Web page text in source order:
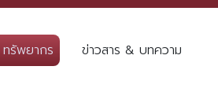
ทรัพยากร ข่าวสาร & บทความ